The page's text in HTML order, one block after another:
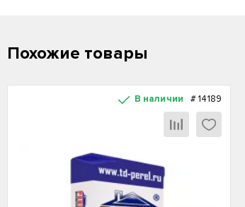
Похожие товары
В наличии #14189